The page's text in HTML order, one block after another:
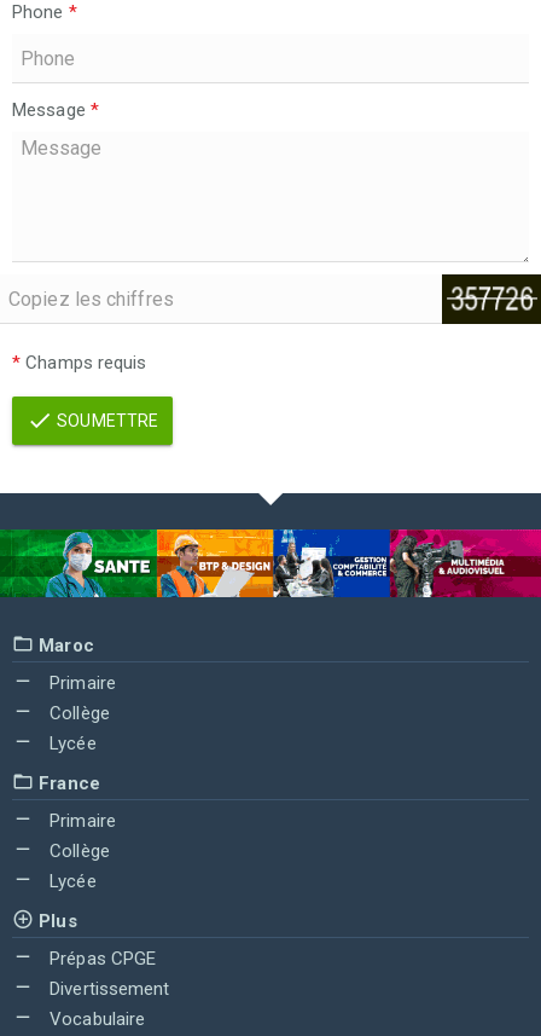
Phone *
Message *
* Champs requis
SOUMETTRE
Maroc
Primaire
Collège
Lycée
France
Primaire
Collège
Lycée
Plus
Prépas CPGE
Divertissement
Vocabulaire